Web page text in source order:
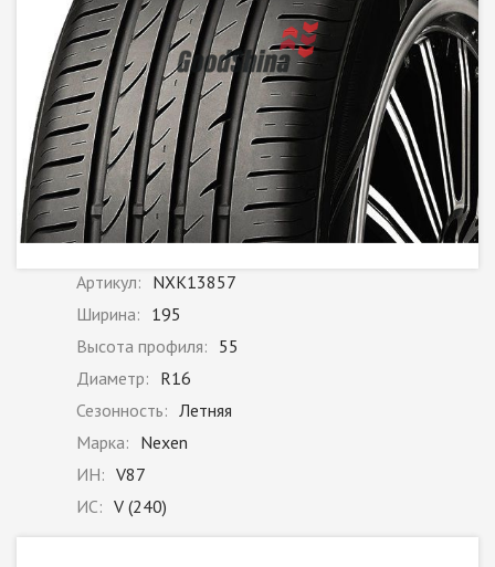
Артикул: NXK13857
Ширина: 195
Высота профиля: 55
Диаметр: R16
Сезонность: Летняя
Марка: Nexen
ИН: V87
ИС: V (240)